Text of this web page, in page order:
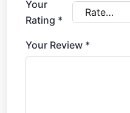
Your
Rating *
Your Review *